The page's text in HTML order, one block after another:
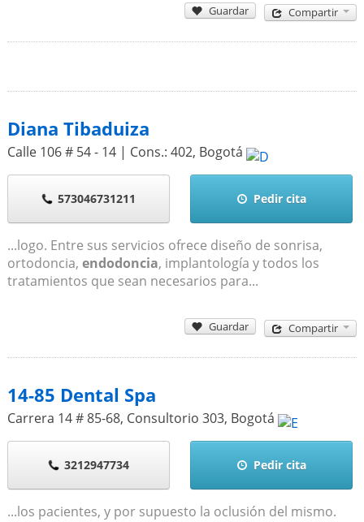
Guardar Compartir
Diana Tibaduiza
Calle 106 # 54 - 14 | Cons.: 402, Bogotá
573046731211 Pedir cita
...logo. Entre sus servicios ofrece diseño de sonrisa,
ortodoncia, endodoncia, implantología y todos los
tratamientos que sean necesarios para...
Guardar Compartir
14-85 Dental Spa
Carrera 14 # 85-68, Consultorio 303, Bogotá
3212947734 Pedir cita
...los pacientes, y por supuesto la oclusión del mismo.